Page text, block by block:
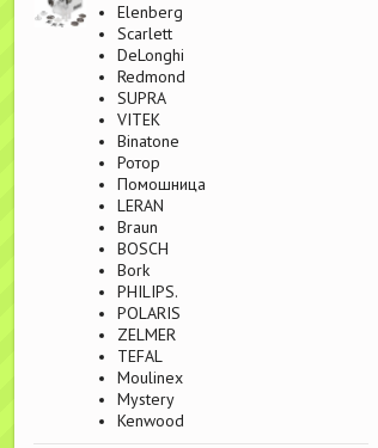
Elenberg
Scarlett
DeLonghi
Redmond
SUPRA
VITEK
Binatone
Ротор
Помошница
LERAN
Braun
BOSCH
Bork
PHILIPS.
POLARIS
ZELMER
TEFAL
Moulinex
Mystery
Kenwood